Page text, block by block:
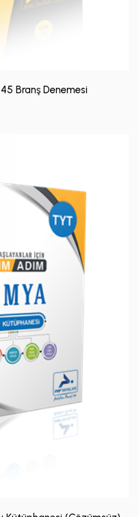
Branş Denemesi